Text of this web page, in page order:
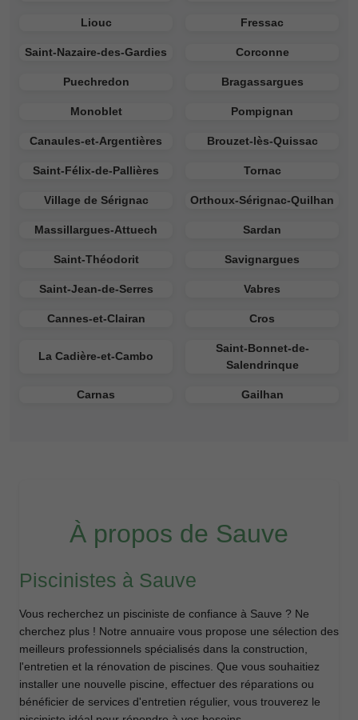
Liouc Fressac
Saint-Nazaire-des-Gardies Corconne
Puechredon Bragassargues
Monoblet Pompignan
Canaules-et-Argentières Brouzet-lès-Quissac
Saint-Félix-de-Pallières Tornac
Village de Sérignac Orthoux-Sérignac-Quilhan
Massillargues-Attuech Sardan
Saint-Théodorit Savignargues
Saint-Jean-de-Serres Vabres
Cannes-et-Clairan Cros
La Cadière-et-Cambo
Saint-Bonnet-de-
Salendrinque
Carnas Gailhan
À propos de Sauve
Piscinistes à Sauve
Vous recherchez un pisciniste de confiance à Sauve ? Ne
cherchez plus ! Notre annuaire vous propose une sélection des
meilleurs professionnels spécialisés dans la construction,
l'entretien et la rénovation de piscines. Que vous souhaitiez
installer une nouvelle piscine, effectuer des réparations ou
bénéficier de services d'entretien régulier, vous trouverez le